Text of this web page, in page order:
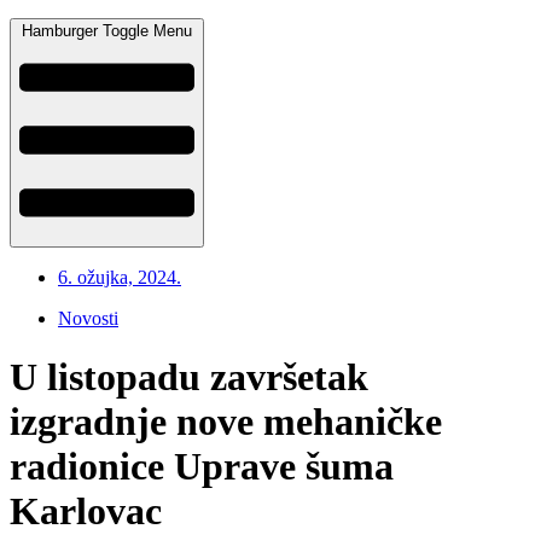
Hamburger Toggle Menu
6. ožujka, 2024.
Novosti
U listopadu završetak
izgradnje nove mehaničke
radionice Uprave šuma
Karlovac